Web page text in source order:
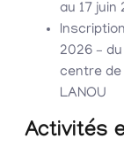
au 17 juin
2026 –
centre de
LANOU
Activités